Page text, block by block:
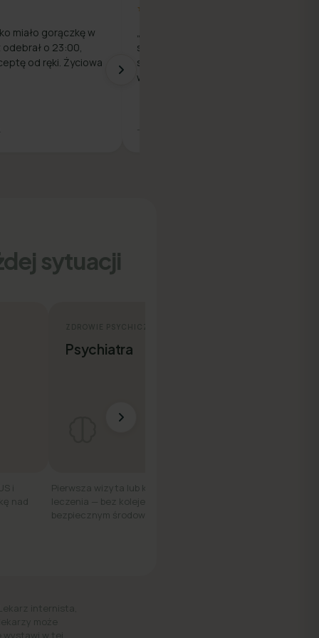
miało gorączkę w
o 23:00,
od ręki. Życiowa
★★★★★
szybka rozmowa z lekarzem i e-
skierowanie na badania. Wszystko
w jednym miejscu."
— Piotr M.
sytuacji
i
nad
Psychiatra
Pierwsza wizyta lub kontynuacja
leczenia — bez kolejek, w
bezpiecznym środowisku.
internista,
może
wystawi w tej